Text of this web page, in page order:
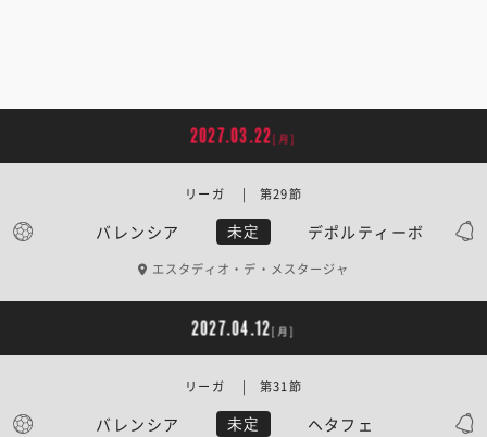
2027.03.22[月]
バレンシア 未定 デポルティーボ
リーガ | 第29節
エスタディオ・デ・メスタージャ
2027.04.12[月]
バレンシア 未定 ヘタフェ
リーガ | 第31節